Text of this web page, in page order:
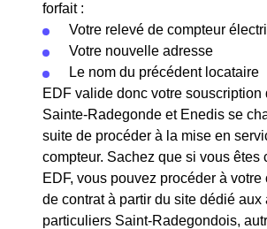
forfait :
Votre relevé de compteur
Votre nouvelle adresse
Le nom du précédent locataire
EDF valide donc votre souscription
Sainte-Radegonde et Enedis se
suite de procéder à la mise en
compteur. Sachez que si vous êtes
EDF, vous pouvez procéder à votre
de contrat à partir du site dédié aux
particuliers Saint-Radegondois,